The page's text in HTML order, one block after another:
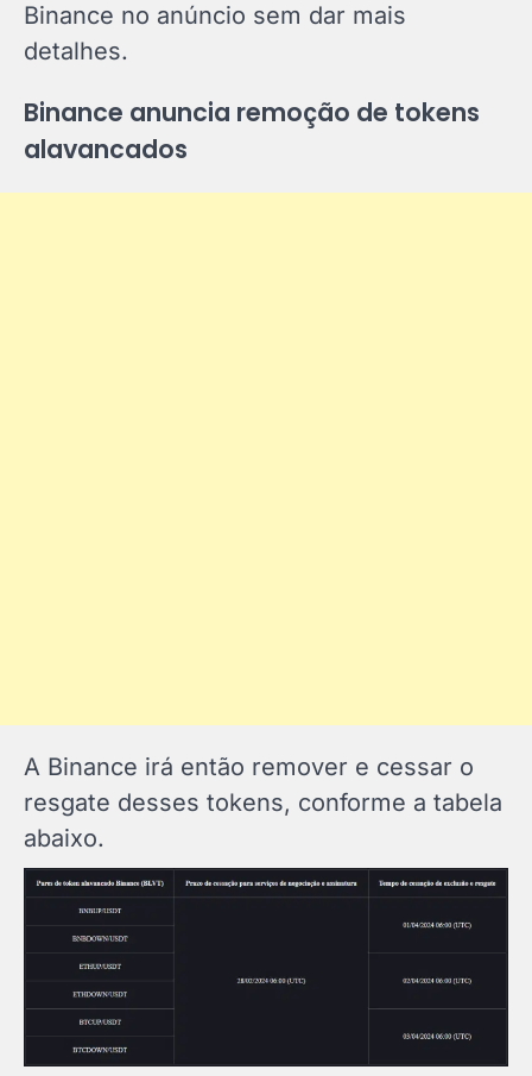
Binance no anúncio sem dar mais
detalhes.
Binance anuncia remoção de tokens
alavancados
A Binance irá então remover e cessar o
resgate desses tokens, conforme a tabela
abaixo.